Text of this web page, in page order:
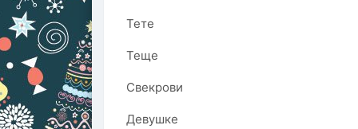
Тете
Теще
Свекрови
Девушке